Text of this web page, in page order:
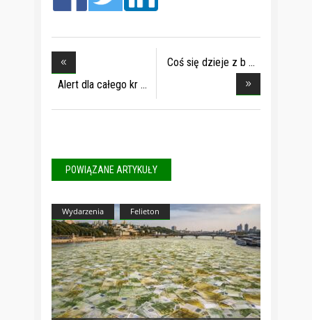
Alert dla całego kr
Coś się dzieje z b
POWIĄZANE ARTYKUŁY
Wydarzenia Felieton